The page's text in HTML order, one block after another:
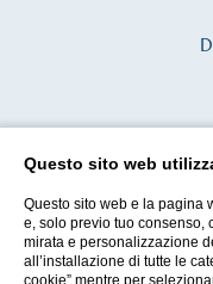
P.IVA
CIN:
Questo sito web
Questo sito web e la pagina
e, solo previo tuo consenso,
mirata e personalizzazione
all’installazione di tutte le
cookie” mentre per